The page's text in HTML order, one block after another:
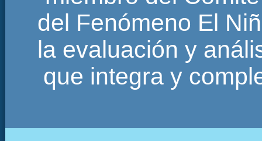
del Fenómeno El
la evaluación y
que integra y